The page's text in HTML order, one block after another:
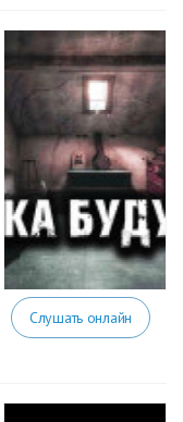
Слушать онлайн